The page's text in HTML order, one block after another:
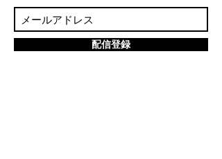
配信登録